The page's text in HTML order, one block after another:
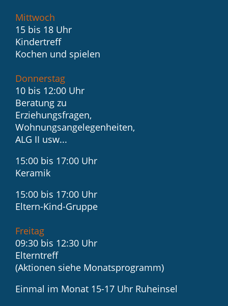
Mittwoch
15 bis 18 Uhr
Kindertreff
Kochen und spielen
Donnerstag
10 bis 12:00 Uhr
Beratung zu
Erziehungsfragen,
Wohnungsangelegenheiten,
ALG II usw...
15:00 bis 17:00 Uhr
Keramik
15:00 bis 17:00 Uhr
Eltern-Kind-Gruppe
Freitag
09:30 bis 12:30 Uhr
Elterntreff
(Aktionen siehe Monatsprogramm)
Einmal im Monat 15-17 Uhr Ruheinsel